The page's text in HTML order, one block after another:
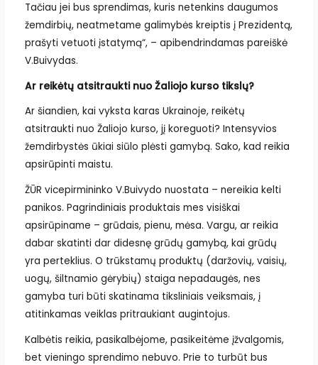
Tačiau jei bus sprendimas, kuris netenkins daugumos
žemdirbių, neatmetame galimybės kreiptis į Prezidentą,
prašyti vetuoti įstatymą“, – apibendrindamas pareiškė
V.Buivydas.
Ar reikėtų atsitraukti nuo Žaliojo kurso tikslų?
Ar šiandien, kai vyksta karas Ukrainoje, reikėtų
atsitraukti nuo Žaliojo kurso, jį koreguoti? Intensyvios
žemdirbystės ūkiai siūlo plėsti gamybą. Sako, kad reikia
apsirūpinti maistu.
ŽŪR vicepirmininko V.Buivydo nuostata – nereikia kelti
panikos. Pagrindiniais produktais mes visiškai
apsirūpiname – grūdais, pienu, mėsa. Vargu, ar reikia
dabar skatinti dar didesnę grūdų gamybą, kai grūdų
yra perteklius. O trūkstamų produktų (daržovių, vaisių,
uogų, šiltnamio gėrybių) staiga nepadaugės, nes
gamyba turi būti skatinama tiksliniais veiksmais, į
atitinkamas veiklas pritraukiant augintojus.
Kalbėtis reikia, pasikalbėjome, pasikeitėme įžvalgomis,
bet vieningo sprendimo nebuvo. Prie to turbūt bus